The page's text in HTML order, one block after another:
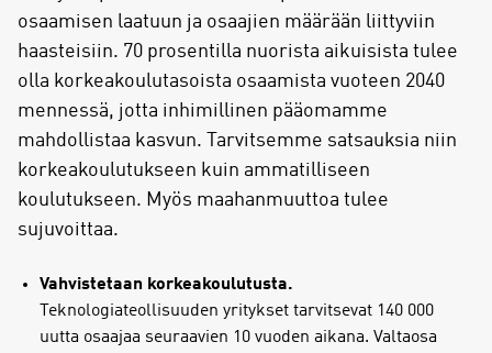
osaamisen laatuun ja osaajien määrään liittyviin
haasteisiin. 70 prosentilla nuorista aikuisista tulee
olla korkeakoulutasoista osaamista vuoteen 2040
mennessä, jotta inhimillinen pääomamme
mahdollistaa kasvun. Tarvitsemme satsauksia niin
korkeakoulutukseen kuin ammatilliseen
koulutukseen. Myös maahanmuuttoa tulee
sujuvoittaa.
Vahvistetaan korkeakoulutusta.
Teknologiateollisuuden yritykset tarvitsevat 140 000
uutta osaajaa seuraavien 10 vuoden aikana. Valtaosa